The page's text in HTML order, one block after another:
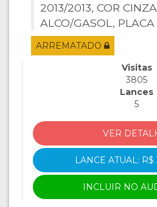
2013/2013, COR
ALCO/GASOL,
CHASSI
MOTOR
ARREMATADO
Visitas
3805
Lances
5
VER
LANCE ATUAL:
INCLUIR NO